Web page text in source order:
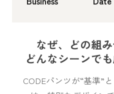
なぜ、どの組
どんなシーンで
CODEパンツが“基準”